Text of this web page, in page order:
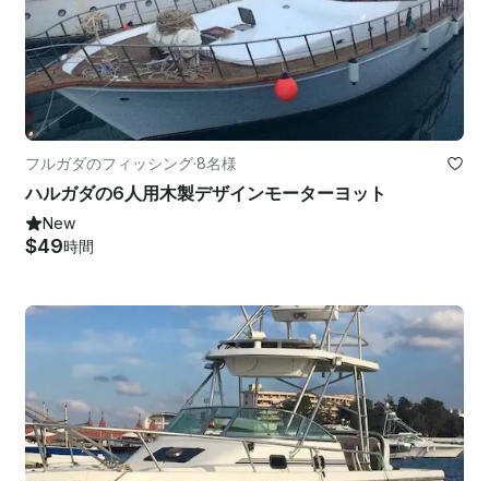
フルガダのフィッシング·8名様
ハルガダの6人用木製デザインモーターヨット
New
$49時間